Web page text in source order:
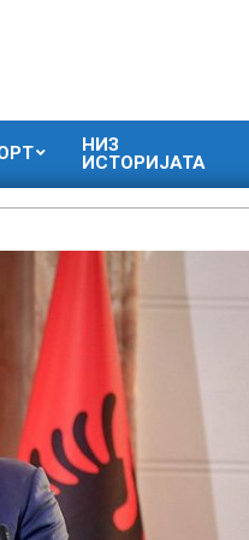
НИЗ
ИСТОРИЈАТА